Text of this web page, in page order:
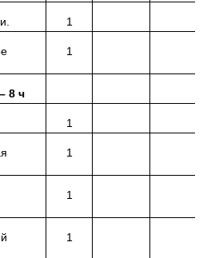
1
1
8 ч
1
1
1
1